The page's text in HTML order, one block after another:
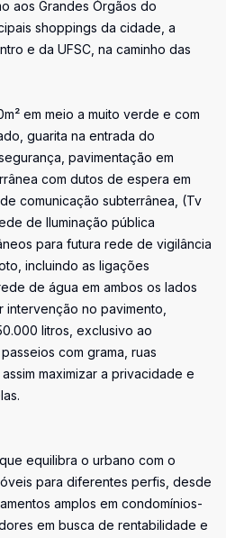
aos Grandes Órgãos do
shoppings da cidade, a
e da UFSC, na caminho das
em meio a muito verde e com
guarita na entrada do
pavimentação em
com dutos de espera em
comunicação subterrânea, (Tv
de Iluminação pública
para futura rede de vigilância
incluindo as ligações
de água em ambos os lados
no pavimento,
litros, exclusivo ao
com grama, ruas
maximizar a privacidade e
equilibra o urbano com o
para diferentes perfis, desde
amplos em condomínios-
em busca de rentabilidade e